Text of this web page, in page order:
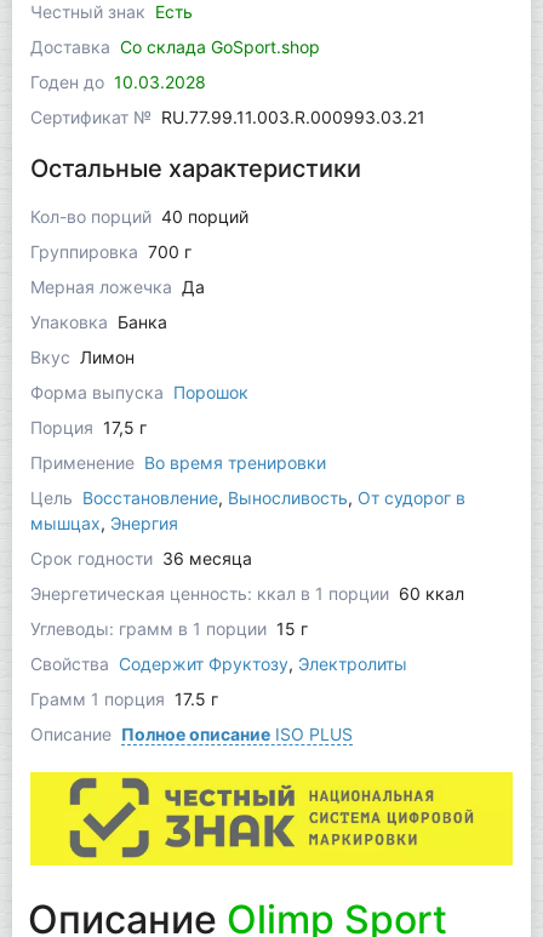
Честный знак Есть
Доставка Со склада GoSport.shop
Годен до 10.03.2028
Сертификат № RU.77.99.11.003.R.000993.03.21
Остальные характеристики
Кол-во порций 40 порций
Группировка 700 г
Мерная ложечка Да
Упаковка Банка
Вкус Лимон
Форма выпуска Порошок
Порция 17,5 г
Применение Во время тренировки
Цель Восстановление, Выносливость, От судорог в
мышцах, Энергия
Срок годности 36 месяца
Энергетическая ценность: ккал в 1 порции 60 ккал
Углеводы: грамм в 1 порции 15 г
Свойства Содержит Фруктозу, Электролиты
Грамм 1 порция 17.5 г
Описание Полное описаниеISO PLUS
Описание Olimp Sport